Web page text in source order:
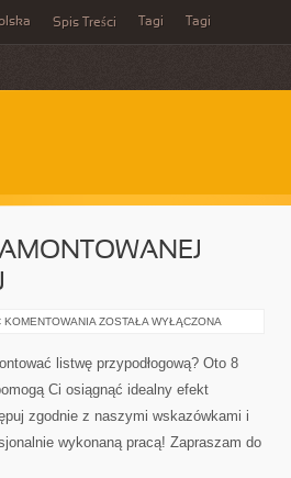
Spis Treści Tagi Tagi
KOMENTOWANIA 8
IDEALNIE
ZAMONTOWANEJ
PRZYPODŁOGOWEJ
ZOSTAŁA WYŁĄCZONA
listwę przypodłogową? Oto 8
Ci osiągnąć idealny efekt
zgodnie z naszymi wskazówkami i
wykonaną pracą! Zapraszam do